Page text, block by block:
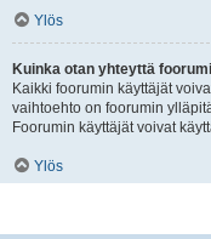
Ylös
Kuinka otan yhteyttä
Kaikki foorumin käyttäjät
vaihtoehto on foorumin
Foorumin käyttäjät voivat
Ylös